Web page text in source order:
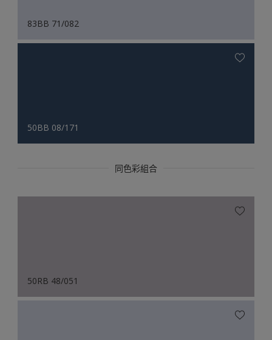
83BB 71/082
50BB 08/171
同色彩組合
50RB 48/051